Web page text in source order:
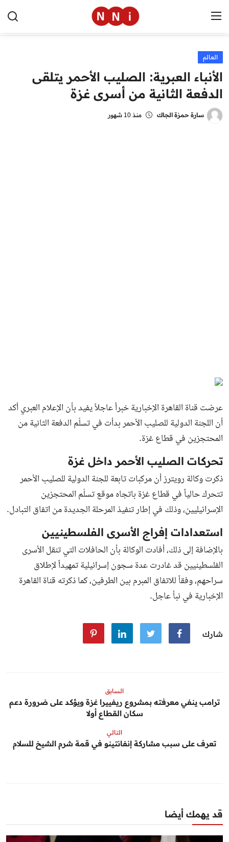
الرئيسية
اخبار مصر
العالم
العالم
الأنباء العبرية: الصليب الأحمر يتلقى
الدفعة الثانية من أسرى غزة
سارة حمزة الجاك منذ 10 شهور
عرضت قناة القاهرة الإخبارية خبراً عاجلاً يفيد بأن الإعلام العبري أكد
أن اللجنة الدولية للصليب الأحمر بدأت في تسلّم الدفعة الثانية من
المحتجزين في قطاع غزة.
تحركات الصليب الأحمر داخل غزة
ذكرت وكالة رويترز أن مركبات تابعة للجنة الدولية للصليب الأحمر
تتحرك حالياً في قطاع غزة باتجاه موقع تسلّم المحتجزين
الإسرائيليين، وذلك في إطار تنفيذ المرحلة الجديدة من اتفاق التبادل.
استعدادات إفراج الأسرى الفلسطينيين
بالإضافة إلى ذلك، أفادت الوكالة بأن الحافلات التي تنقل الأسرى
الفلسطينيين قد غادرت عدة سجون إسرائيلية تمهيداً لإطلاق
سراحهم، وفقاً للاتفاق المبرم بين الطرفين، كما ذكرته قناة القاهرة
الإخبارية في نبأ عاجل.
شارك
السابق
ترامب ينفي معرفته بمشروع ريفييرا غزة ويؤكد على ضرورة دعم
سكان القطاع أولا
التالي
تعرف على سبب مشاركة إنفانتينو في قمة شرم الشيخ للسلام
قد يهمك أيضا